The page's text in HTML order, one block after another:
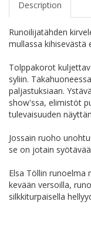
Description
Runoilijatähden
mullassa kihisevästä
Tolppakorot
syliin.
paljastuksiaan.
show'ssa, elimistöt
tulevaisuuden
Jossain ruoho
se on jotain
Elsa Töllin runoelma
kevään versoilla,
silkkiturpaisella